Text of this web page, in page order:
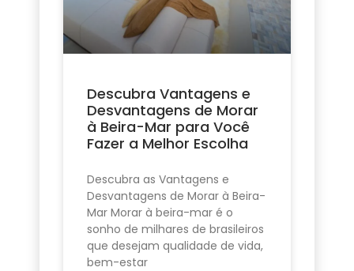
Descubra Vantagens e
Desvantagens de Morar
à Beira-Mar para Você
Fazer a Melhor Escolha
Descubra as Vantagens e
Desvantagens de Morar à Beira-
Mar Morar à beira-mar é o
sonho de milhares de brasileiros
que desejam qualidade de vida,
bem-estar